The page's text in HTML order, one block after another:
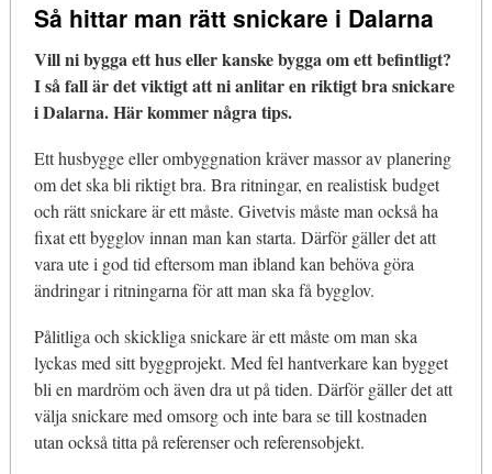
Så hittar man rätt snickare i Dalarna
Vill ni bygga ett hus eller kanske bygga om ett befintligt?
I så fall är det viktigt att ni anlitar en riktigt bra snickare
i Dalarna. Här kommer några tips.
Ett husbygge eller ombyggnation kräver massor av planering
om det ska bli riktigt bra. Bra ritningar, en realistisk budget
och rätt snickare är ett måste. Givetvis måste man också ha
fixat ett bygglov innan man kan starta. Därför gäller det att
vara ute i god tid eftersom man ibland kan behöva göra
ändringar i ritningarna för att man ska få bygglov.
Pålitliga och skickliga snickare är ett måste om man ska
lyckas med sitt byggprojekt. Med fel hantverkare kan bygget
bli en mardröm och även dra ut på tiden. Därför gäller det att
välja snickare med omsorg och inte bara se till kostnaden
utan också titta på referenser och referensobjekt.